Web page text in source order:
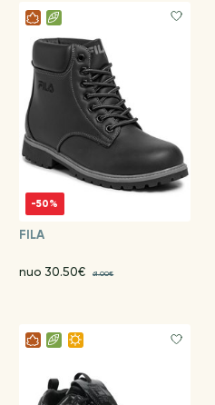
-50%
FILA
nuo 30.50€ 61.00€